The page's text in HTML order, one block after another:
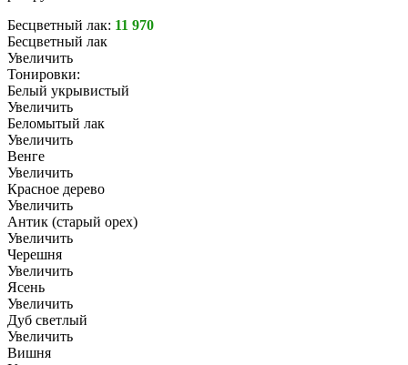
Бесцветный лак: 11 970
Бесцветный лак
Увеличить
Тонировки:
Белый укрывистый
Увеличить
Беломытый лак
Увеличить
Венге
Увеличить
Красное дерево
Увеличить
Антик (старый орех)
Увеличить
Черешня
Увеличить
Ясень
Увеличить
Дуб светлый
Увеличить
Вишня